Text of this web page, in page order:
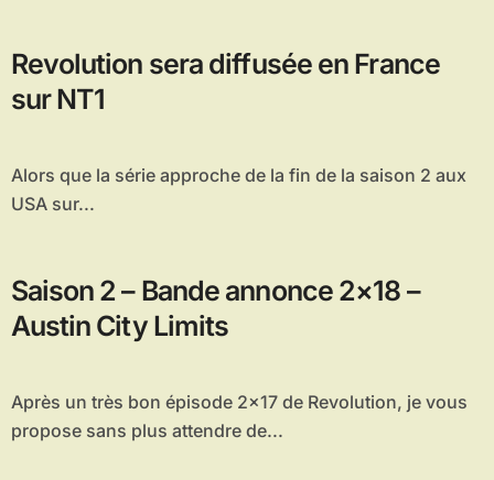
Revolution sera diffusée en France
sur NT1
Alors que la série approche de la fin de la saison 2 aux
USA sur...
Saison 2 – Bande annonce 2×18 –
Austin City Limits
Après un très bon épisode 2×17 de Revolution, je vous
propose sans plus attendre de...